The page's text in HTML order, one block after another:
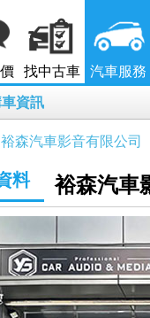
找中古車 汽車服務
車資訊
裕森汽車影音有限公司
料 裕森汽車